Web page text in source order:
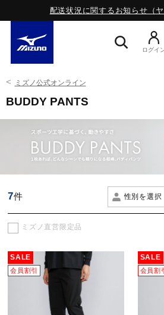
配送状況に関するお知らせ（ヤ
スニーカー
ライフスタイルウエア
ランニング
サッカー／フットサル
トレーニング
野球
ログイ
ミズノ公式オンライン
BUDDY PANTS
7件 性別を選択
ミズノ直営限定品
SALE
会員割引
SALE
会員割